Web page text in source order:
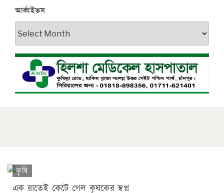
আর্কাইভস
আর্কাইভস
কৃষি
এক রাতেই কেটে গেল কৃষকের স্বপ্ন